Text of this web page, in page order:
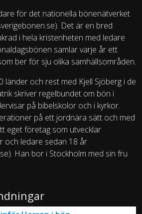
för det nationella bönenätverket
Det är en bred
i hela kristenheten med ledare
samlar varje år ett
ber för sju olika samhällsområden.
länder och rest med Kjell Sjöberg i de
skriver regelbundet om bön i
på bibelskolor och i kyrkor.
på ett jordnära sätt och med
eget företag som utvecklar
och ledare sedan 18 år
Han bor i Stockholm med sin fru